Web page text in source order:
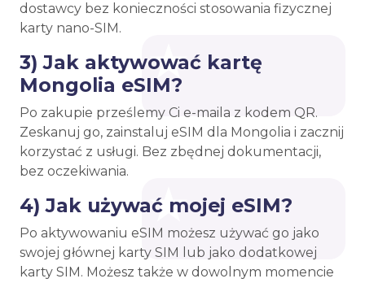
dostawcy bez konieczności stosowania fizycznej
karty nano-SIM.
3) Jak aktywować kartę
Mongolia eSIM?
Po zakupie prześlemy Ci e-maila z kodem QR.
Zeskanuj go, zainstaluj eSIM dla Mongolia i zacznij
korzystać z usługi. Bez zbędnej dokumentacji,
bez oczekiwania.
4) Jak używać mojej eSIM?
Po aktywowaniu eSIM możesz używać go jako
swojej głównej karty SIM lub jako dodatkowej
karty SIM. Możesz także w dowolnym momencie